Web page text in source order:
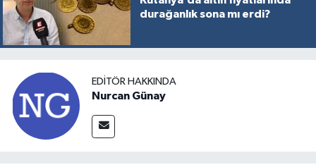
durağanlık sona mı erdi?
EDITÖR HAKKINDA
Nurcan Günay